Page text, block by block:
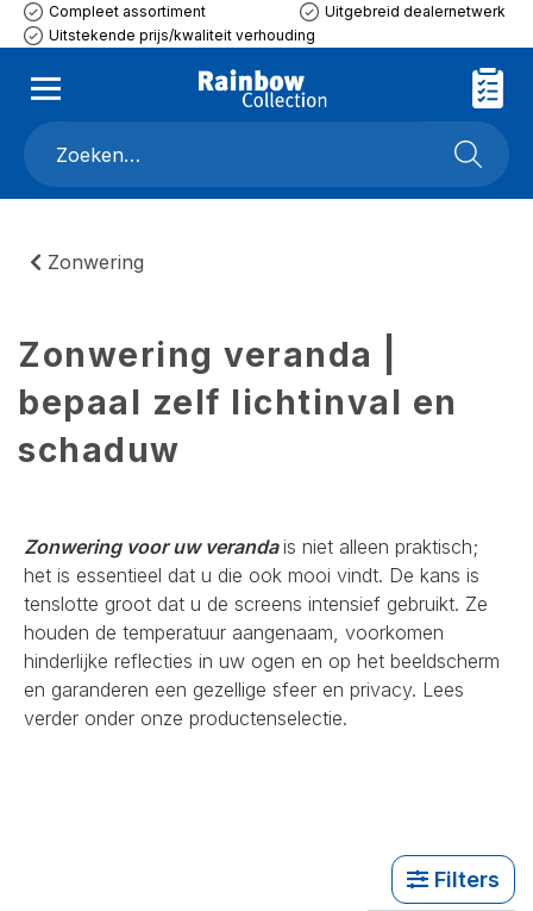
Compleet assortiment
Uitgebreid dealernetwerk
Uitstekende prijs/kwaliteit verhouding
Zonwering
Zonwering veranda |
bepaal zelf lichtinval en
schaduw
Zonwering voor uw verandais niet alleen praktisch;
het is essentieel dat u die ook mooi vindt. De kans is
tenslotte groot dat u de screens intensief gebruikt. Ze
houden de temperatuur aangenaam, voorkomen
hinderlijke reflecties in uw ogen en op het beeldscherm
en garanderen een gezellige sfeer en privacy. Lees
verder onder onze productenselectie.
Filters